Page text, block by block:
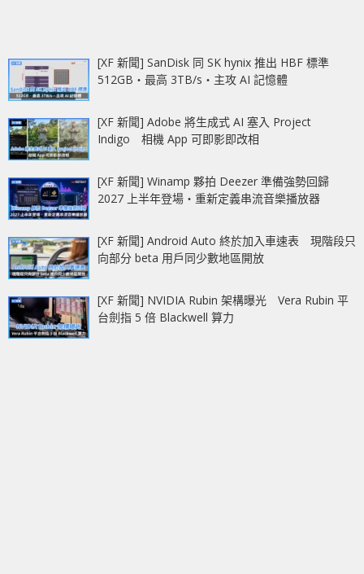
[XF 新聞] SanDisk 同 SK hynix 推出 HBF 標準
512GB‧最高 3TB/s‧主攻 AI 記憶體
[XF 新聞] Adobe 將生成式 AI 塞入 Project
Indigo 相機 App 可即影即改相
[XF 新聞] Winamp 夥拍 Deezer 準備強勢回歸
2027 上半年登場‧重新定義串流音樂播放器
[XF 新聞] Android Auto 終於加入車速表 現階段只
向部分 beta 用戶同少數地區開放
[XF 新聞] NVIDIA Rubin 架構曝光 Vera Rubin 平
台劍指 5 倍 Blackwell 算力